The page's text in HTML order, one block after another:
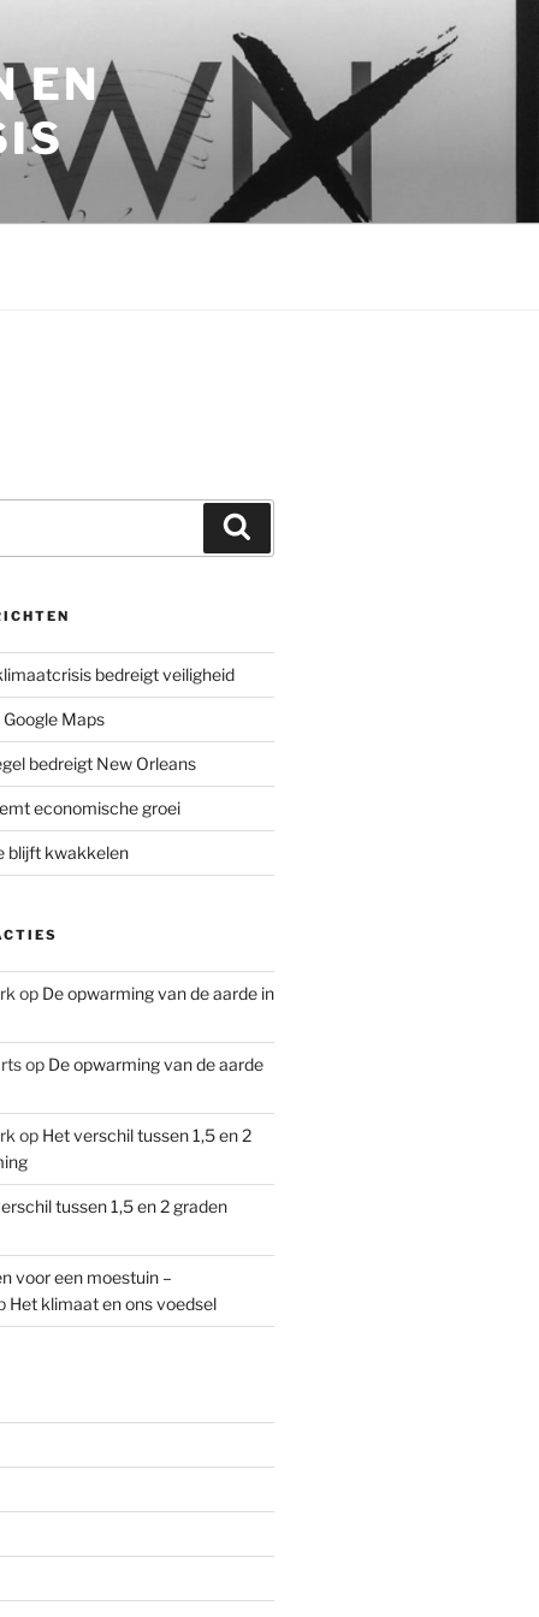
EN
bedreigt veiligheid
Maps
bedreigt New Orleans
economische groei
blijft kwakkelen
op De opwarming van de aarde in
op De opwarming van de aarde
op Het verschil tussen 1,5 en 2
tussen 1,5 en 2 graden
voor een moestuin –
Het klimaat en ons voedsel